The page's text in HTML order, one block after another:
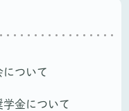
について
学金について